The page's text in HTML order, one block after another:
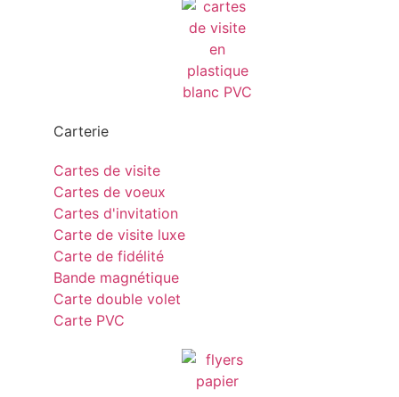
Carterie
Cartes de visite
Cartes de voeux
Cartes d'invitation
Carte de visite luxe
Carte de fidélité
Bande magnétique
Carte double volet
Carte PVC